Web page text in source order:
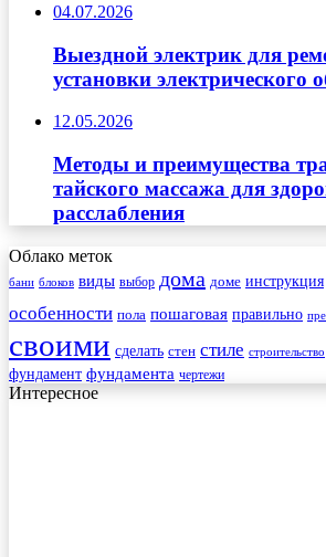
04.07.2026
Выездной электрик для
установки электрического
12.05.2026
Методы и преимущества
тайского массажа для
расслабления
Облако меток
бани блоков виды выбор дома доме инструкция
особенности пола пошаговая правильно
своими сделать стен стиле строительство
фундамент фундамента чертежи
Интересное